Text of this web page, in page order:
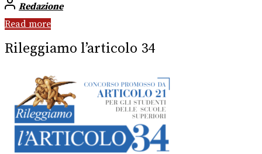
Redazione
Read more
Rileggiamo l’articolo 34